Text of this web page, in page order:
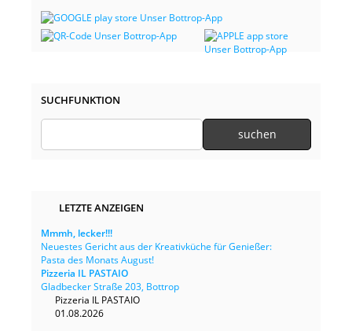
SUCHFUNKTION
LETZTE ANZEIGEN
Mmmh, lecker!!!
Neuestes Gericht aus der Kreativküche für Genießer:
Pasta des Monats August!
Pizzeria IL PASTAIO
Gladbecker Straße 203, Bottrop
Pizzeria IL PASTAIO
01.08.2026